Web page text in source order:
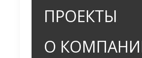
ПРОЕКТЫ
О